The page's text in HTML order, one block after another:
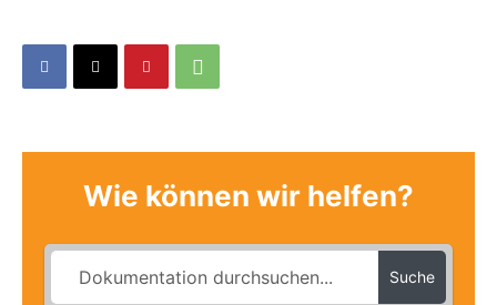
Wie können wir helfen?
Suche